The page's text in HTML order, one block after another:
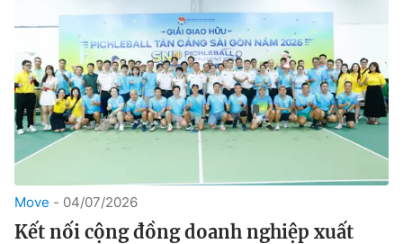
Move 04/07/2026
Kết nối cộng đồng doanh nghiệp xuất